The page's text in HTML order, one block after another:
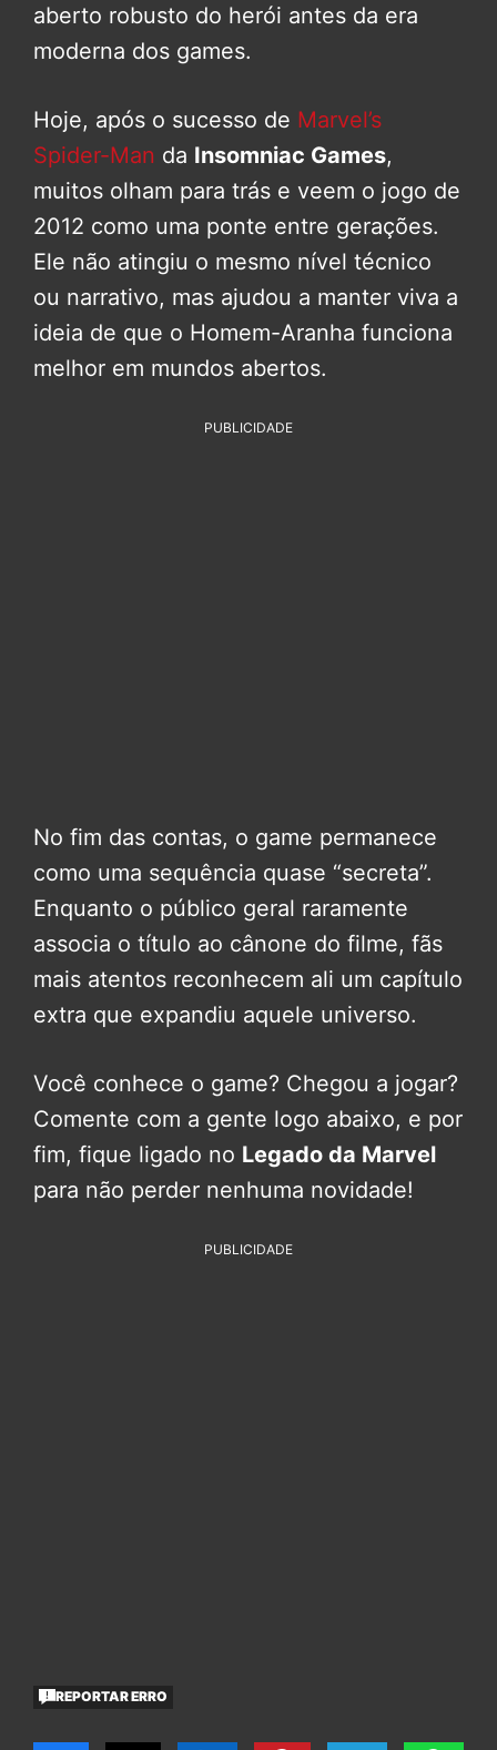
aberto robusto do herói antes da era
moderna dos games.
Hoje, após o sucesso de Marvel’s
Spider-Man da Insomniac Games,
muitos olham para trás e veem o jogo de
2012 como uma ponte entre gerações.
Ele não atingiu o mesmo nível técnico
ou narrativo, mas ajudou a manter viva a
ideia de que o Homem-Aranha funciona
melhor em mundos abertos.
PUBLICIDADE
No fim das contas, o game permanece
como uma sequência quase “secreta”.
Enquanto o público geral raramente
associa o título ao cânone do filme, fãs
mais atentos reconhecem ali um capítulo
extra que expandiu aquele universo.
Você conhece o game? Chegou a jogar?
Comente com a gente logo abaixo, e por
fim, fique ligado no Legado da Marvel
para não perder nenhuma novidade!
PUBLICIDADE
REPORTAR ERRO